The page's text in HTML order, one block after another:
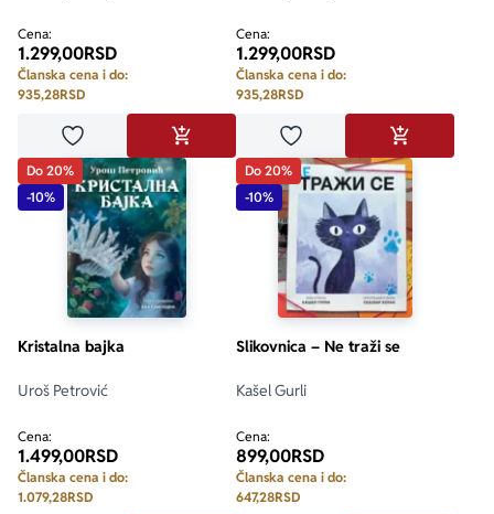
Cena:
1.299,00RSD
Članska cena i do:
935,28RSD
Dodaj u omiljeneDODAJ U KORPU
Cena:
1.299,00RSD
Članska cena i do:
935,28RSD
Dodaj u omiljeneDODAJ U
Do 20%
-10%
Kristalna bajka
Uroš Petrović
Cena:
1.499,00RSD
Članska cena i do:
1.079,28RSD
Do 20%
-10%
Slikovnica – Ne traži se
Kašel Gurli
Cena:
899,00RSD
Članska cena i do:
647,28RSD